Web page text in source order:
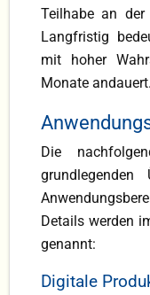
Teilhabe an der
Langfristig
mit hoher
Monate andauert.
Die
Details werden im § 1 Abs. (2) und Abs. (3)
genannt:
Digitale